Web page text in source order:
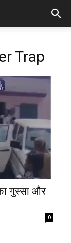
Trap
गुस्सा और
0